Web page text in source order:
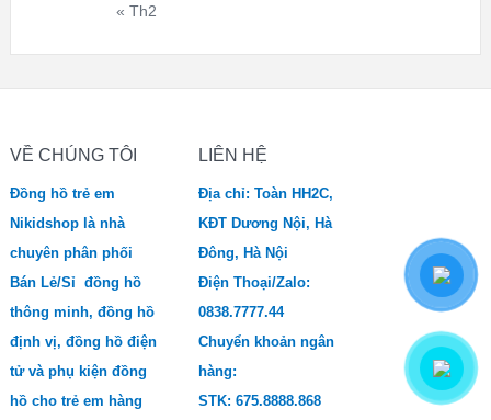
« Th2
VỀ CHÚNG TÔI
Đồng hồ trẻ em
Nikidshop là nhà
chuyên phân phối
Bán Lẻ/Sỉ đồng hồ
thông minh, đồng hồ
định vị, đồng hồ điện
tử và phụ kiện đồng
hồ cho trẻ em hàng
LIÊN HỆ
Địa chỉ: Toàn HH2C,
KĐT Dương Nội, Hà
Đông, Hà Nội
Điện Thoại/Zalo:
0838.7777.44
Chuyển khoản ngân
hàng:
STK: 675.8888.868